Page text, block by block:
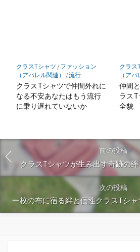
クラスTシャツ / ファッション
（アパレル関連）
/流行
クラスTシャツで仲間外れに
なる不安あなたはもう流行
に乗り遅れていないか
クラス
（アパ
仲間
ラスT
全貌
前の投稿
クラスTシャツが生み出す奇跡の
次の投稿
一枚の布に宿る絆と個性クラスTシ